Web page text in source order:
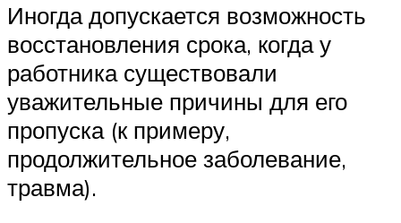
Иногда допускается возможность
восстановления срока, когда у
работника существовали
уважительные причины для его
пропуска (к примеру,
продолжительное заболевание,
травма).